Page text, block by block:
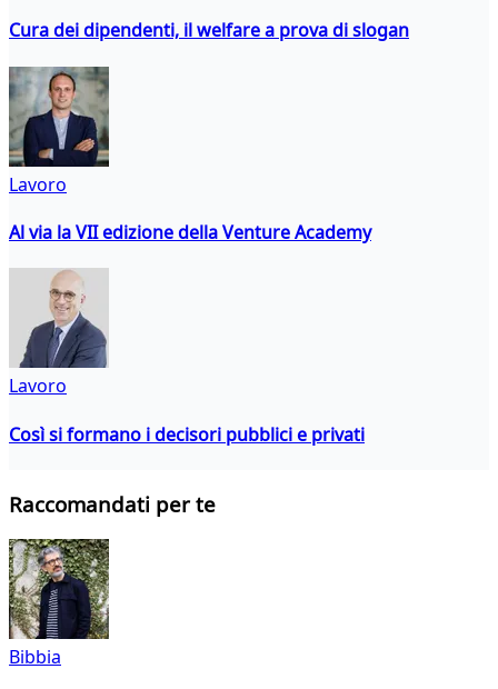
Cura dei dipendenti, il welfare a prova di slogan
Lavoro
Al via la VII edizione della Venture Academy
Lavoro
Così si formano i decisori pubblici e privati
Raccomandati per te
Bibbia